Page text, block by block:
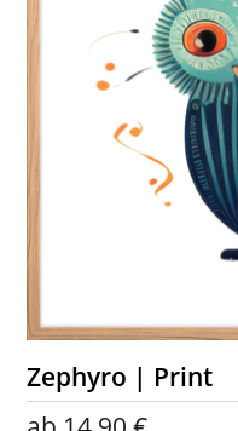
Zephyro | Print